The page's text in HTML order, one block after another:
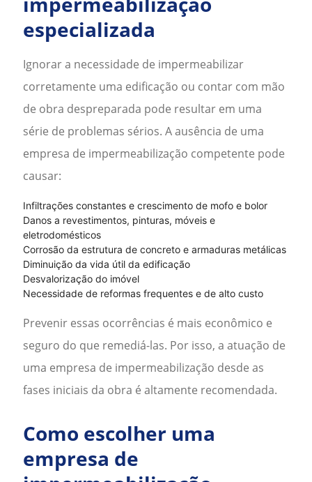
especializada
Ignorar a necessidade de impermeabilizar
corretamente uma edificação ou contar com mão
de obra despreparada pode resultar em uma
série de problemas sérios. A ausência de uma
empresa de impermeabilização competente pode
causar:
Infiltrações constantes e crescimento de mofo e bolor
Danos a revestimentos, pinturas, móveis e
eletrodomésticos
Corrosão da estrutura de concreto e armaduras metálicas
Diminuição da vida útil da edificação
Desvalorização do imóvel
Necessidade de reformas frequentes e de alto custo
Prevenir essas ocorrências é mais econômico e
seguro do que remediá-las. Por isso, a atuação de
uma empresa de impermeabilização desde as
fases iniciais da obra é altamente recomendada.
Como escolher uma
empresa de